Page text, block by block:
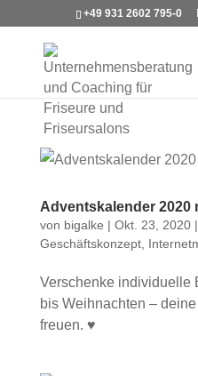
+49 931 2602 795-0
Adventskalender 2020
von bigalke | Okt. 23, 2020|
Geschäftskonzept,
Verschenke individuelle
bis Weihnachten –
freuen. ♥